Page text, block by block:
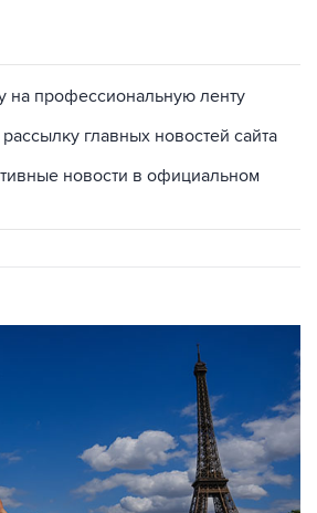
на профессиональную ленту
главных новостей сайта
новости в официальном